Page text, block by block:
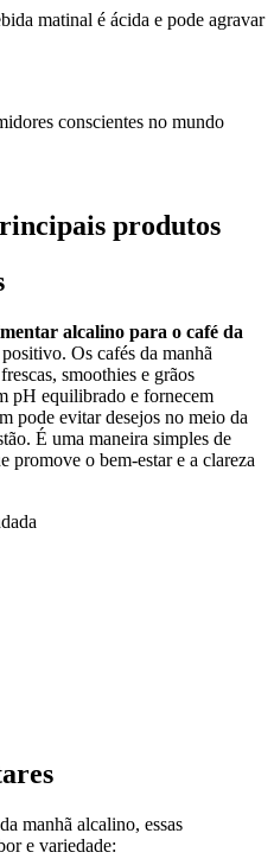
matinal é ácida e pode agravar
conscientes no mundo
produtos
alcalino para o café da
Os cafés da manhã
smoothies e grãos
pH equilibrado e fornecem
pode evitar desejos no meio da
É uma maneira simples de
promove o bem-estar e a clareza
manhã alcalino, essas
e variedade: